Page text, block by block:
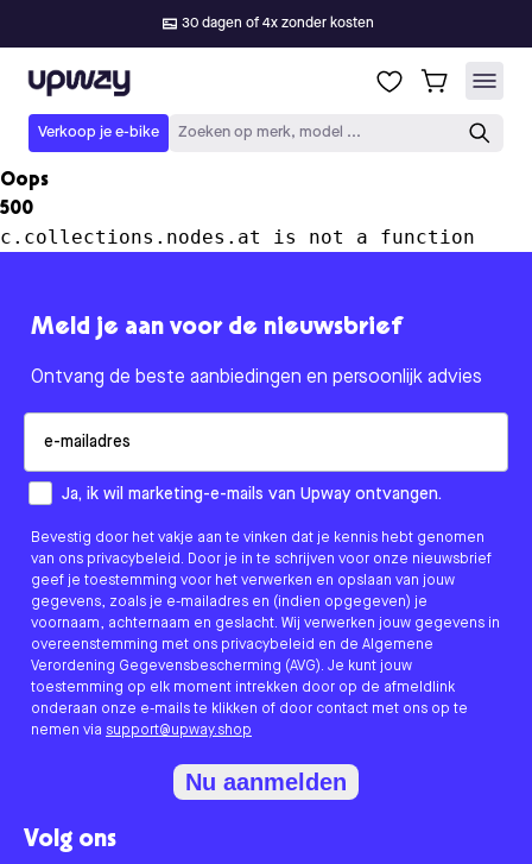
30 dagen of 4x zonder kosten
Upway
Verkoop je e-bike Zoeken op merk, model ...
Oops
500
c.collections.nodes.at is not a function
Meld je aan voor de nieuwsbrief
Ontvang de beste aanbiedingen en persoonlijk advies
How would you like to hear from us?
Ja, ik wil marketing-e-mails van Upway ontvangen.
Bevestig door het vakje aan te vinken dat je kennis hebt genomen
van ons privacybeleid. Door je in te schrijven voor onze nieuwsbrief
geef je toestemming voor het verwerken en opslaan van jouw
gegevens, zoals je e-mailadres en (indien opgegeven) je
voornaam, achternaam en geslacht. Wij verwerken jouw gegevens in
overeenstemming met ons privacybeleid en de Algemene
Verordening Gegevensbescherming (AVG). Je kunt jouw
toestemming op elk moment intrekken door op de afmeldlink
onderaan onze e-mails te klikken of door contact met ons op te
nemen via support@upway.shop
Nu aanmelden
Volg ons